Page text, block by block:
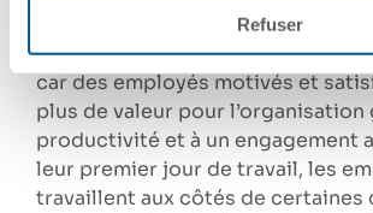
Refuser
Le développement de carrière
car des employés motivés et
plus de valeur pour l’organisation
productivité et à un engagement
leur premier jour de travail, les
travaillent aux côtés de certaines